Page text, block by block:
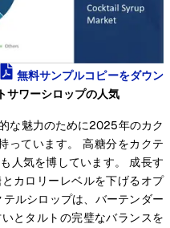
無料サンプルコピーをダウン
サワーシロップの人気
な魅力のために2025年のカク
っています。 高糖分をカクテ
人気を博しています。 成長す
カロリーレベルを下げるオプ
ルシロップは、バーテンダー
とタルトの完璧なバランスを